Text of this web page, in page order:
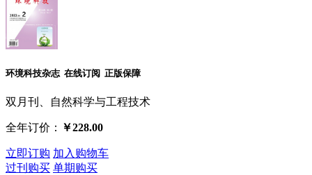
环境科技杂志 在线订阅 正版保障
双月刊、自然科学与工程技术
全年订价： ￥228.00
立即订购 加入购物车
过刊购买 单期购买